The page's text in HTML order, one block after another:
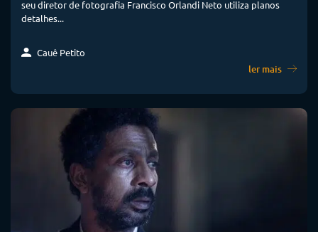
seu diretor de fotografia Francisco Orlandi Neto utiliza planos
detalhes...
Cauê Petito
ler mais